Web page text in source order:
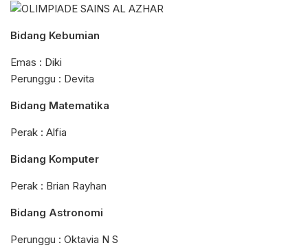
Bidang Kebumian
Emas : Diki
Perunggu : Devita
Bidang Matematika
Perak : Alfia
Bidang Komputer
Perak : Brian Rayhan
Bidang Astronomi
Perunggu : Oktavia N S